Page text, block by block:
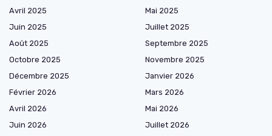
Avril 2025
Mai 2025
Juin 2025
Juillet 2025
Août 2025
Septembre 2025
Octobre 2025
Novembre 2025
Décembre 2025
Janvier 2026
Février 2026
Mars 2026
Avril 2026
Mai 2026
Juin 2026
Juillet 2026